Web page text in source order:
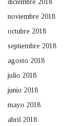
diciembre 2018
noviembre 2018
octubre 2018
septiembre 2018
agosto 2018
julio 2018
junio 2018
mayo 2018
abril 2018